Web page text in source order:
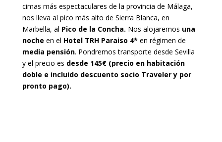
cimas más espectaculares de la provincia de Málaga,
nos lleva al pico más alto de Sierra Blanca, en
Marbella, al Pico de la Concha. Nos alojaremos una
noche en el Hotel TRH Paraiso 4* en régimen de
media pensión. Pondremos transporte desde Sevilla
y el precio es desde 145€ (precio en habitación
doble e incluido descuento socio Traveler y por
pronto pago).